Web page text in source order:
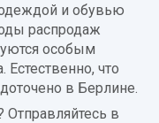
и обувью
распродаж
особым
Естественно, что
в Берлине.
Отправляйтесь в